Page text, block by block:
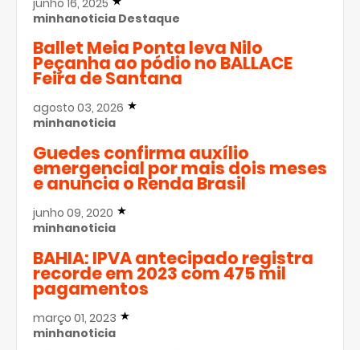
minhanoticia Destaque
Ballet Meia Ponta leva Nilo
Peçanha ao pódio no BALLACE
Feira de Santana
agosto 03, 2026
minhanoticia
Guedes confirma auxílio
emergencial por mais dois meses
e anuncia o Renda Brasil
junho 09, 2020
minhanoticia
BAHIA: IPVA antecipado registra
recorde em 2023 com 475 mil
pagamentos
março 01, 2023
minhanoticia